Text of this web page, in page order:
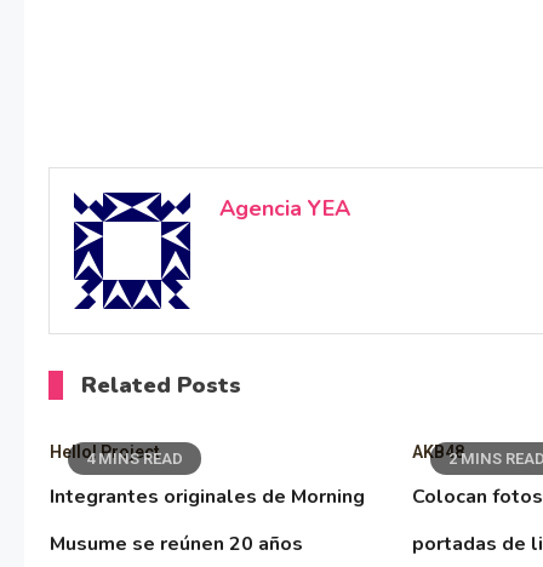
Agencia YEA
Related Posts
4 MINS READ
Hello! Project
Integrantes originales de Morning
Musume se reúnen 20 años
2 MINS READ
AKB48
Colocan
portadas de